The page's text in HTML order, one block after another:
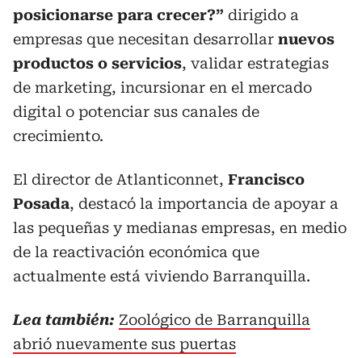
posicionarse para crecer?” dirigido a
empresas que necesitan desarrollar nuevos
productos o servicios, validar estrategias
de marketing, incursionar en el mercado
digital o potenciar sus canales de
crecimiento.
El director de Atlanticonnet, Francisco
Posada, destacó la importancia de apoyar a
las pequeñas y medianas empresas, en medio
de la reactivación económica que
actualmente está viviendo Barranquilla.
Lea también: Zoológico de Barranquilla
abrió nuevamente sus puertas